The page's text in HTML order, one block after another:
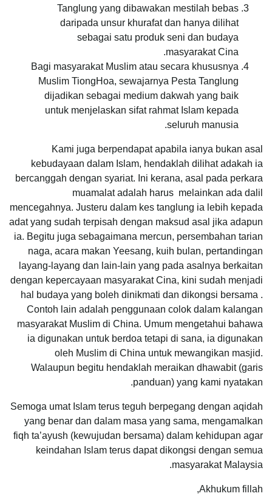
Tanglung yang dibawakan mestilah bebas
daripada unsur khurafat dan hanya dilihat
sebagai satu produk seni dan budaya
masyarakat Cina.
Bagi masyarakat Muslim atau secara khususnya
Muslim TiongHoa, sewajarnya Pesta Tanglung
dijadikan sebagai medium dakwah yang baik
untuk menjelaskan sifat rahmat Islam kepada
seluruh manusia.
Kami juga berpendapat apabila ianya bukan asal
kebudayaan dalam Islam, hendaklah dilihat adakah ia
bercanggah dengan syariat. Ini kerana, asal pada perkara
muamalat adalah harus melainkan ada dalil
mencegahnya. Justeru dalam kes tanglung ia lebih kepada
adat yang sudah terpisah dengan maksud asal jika adapun
ia. Begitu juga sebagaimana mercun, persembahan tarian
naga, acara makan Yeesang, kuih bulan, pertandingan
layang-layang dan lain-lain yang pada asalnya berkaitan
dengan kepercayaan masyarakat Cina, kini sudah menjadi
hal budaya yang boleh dinikmati dan dikongsi bersama .
Contoh lain adalah penggunaan colok dalam kalangan
masyarakat Muslim di China. Umum mengetahui bahawa
ia digunakan untuk berdoa tetapi di sana, ia digunakan
oleh Muslim di China untuk mewangikan masjid.
Walaupun begitu hendaklah meraikan dhawabit (garis
panduan) yang kami nyatakan.
Semoga umat Islam terus teguh berpegang dengan aqidah
yang benar dan dalam masa yang sama, mengamalkan
fiqh ta’ayush (kewujudan bersama) dalam kehidupan agar
keindahan Islam terus dapat dikongsi dengan semua
masyarakat Malaysia.
Akhukum fillah,